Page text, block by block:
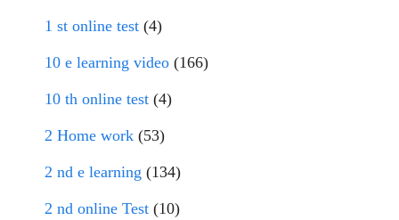
1 st online test (4)
10 e learning video (166)
10 th online test (4)
2 Home work (53)
2 nd e learning (134)
2 nd online Test (10)